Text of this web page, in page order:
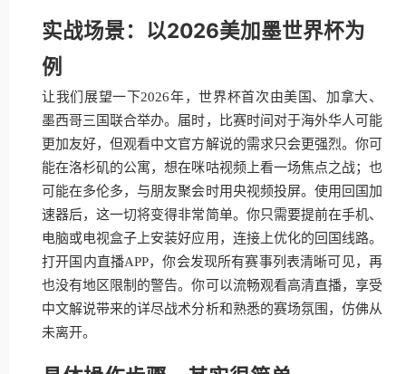
实战场景：以2026美加墨世界杯为
例
让我们展望一下2026年，世界杯首次由美国、加拿大、
墨西哥三国联合举办。届时，比赛时间对于海外华人可能
更加友好，但观看中文官方解说的需求只会更强烈。你可
能在洛杉矶的公寓，想在咪咕视频上看一场焦点之战；也
可能在多伦多，与朋友聚会时用央视频投屏。使用回国加
速器后，这一切将变得非常简单。你只需要提前在手机、
电脑或电视盒子上安装好应用，连接上优化的回国线路。
打开国内直播APP，你会发现所有赛事列表清晰可见，再
也没有地区限制的警告。你可以流畅观看高清直播，享受
中文解说带来的详尽战术分析和熟悉的赛场氛围，仿佛从
未离开。